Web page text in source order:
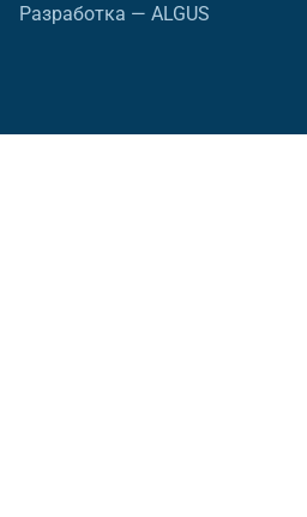
Разработка — ALGUS